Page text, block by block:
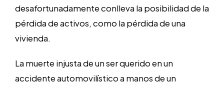
desafortunadamente conlleva la posibilidad de la
pérdida de activos, como la pérdida de una
vivienda.
La muerte injusta de un ser querido en un
accidente automovilístico a manos de un